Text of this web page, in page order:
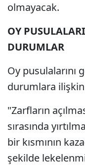
olmayacak.
OY
DURUMLAR
Oy pusulalarını
durumlara
"Zarfların
sırasında
bir kısmının
şekilde